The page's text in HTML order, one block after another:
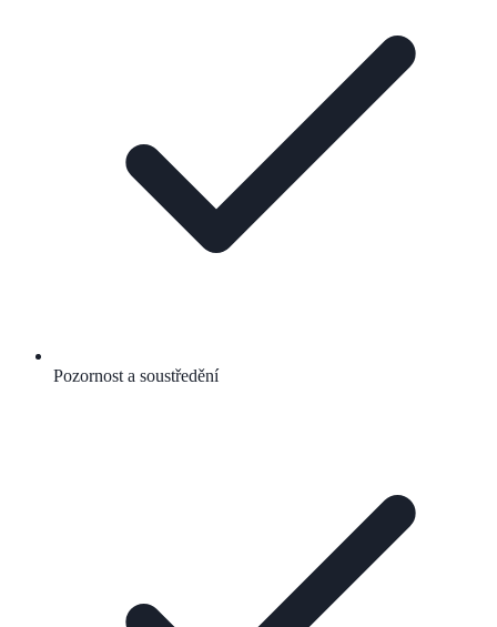
Pozornost a soustředění